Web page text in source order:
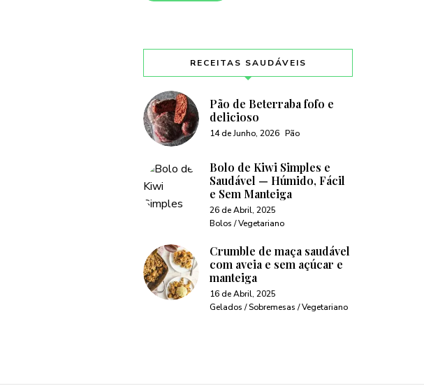
RECEITAS SAUDÁVEIS
Pão de Beterraba fofo e
delicioso
14 de Junho, 2026 Pão
Bolo de Kiwi Simples e
Saudável — Húmido, Fácil
e Sem Manteiga
26 de Abril, 2025
Bolos / Vegetariano
Crumble de maça saudável
com aveia e sem açúcar e
manteiga
16 de Abril, 2025
Gelados / Sobremesas / Vegetariano